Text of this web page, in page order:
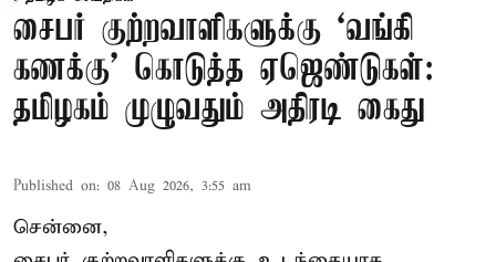
சைபர் குற்றவாளிகளுக்கு ‘வங்கி
கணக்கு’ கொடுத்த ஏஜெண்டுகள்:
தமிழகம் முழுவதும் அதிரடி கைது
Published on: 08 Aug 2026, 3:55 am
சென்னை,